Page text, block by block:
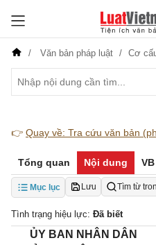
Văn bản pháp luật Cơ
👉 Quay về: Tra cứu văn bản
Tổng quan Nội dung
Mục lục Lưu Tìm từ
Tình trạng hiệu lực: Đã biết
ỦY BAN NHÂN DÂN